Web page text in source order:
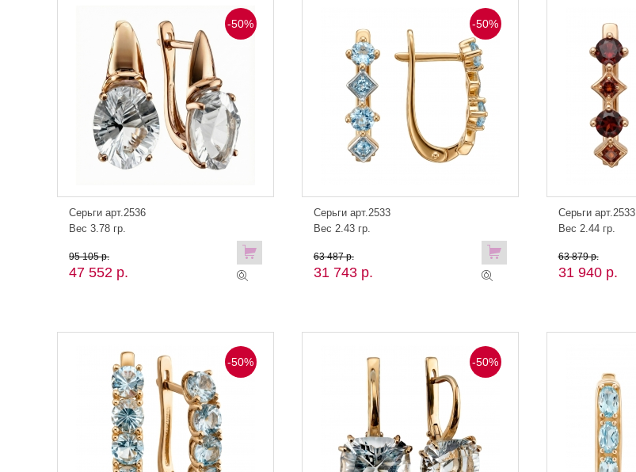
-50%
Серьги арт.2536
Вес 3.78 гр.
47 552 р.
95 105 р.
-50%
Серьги арт.2533
Вес 2.43 гр.
31 743 р.
63 487 р.
Серьги арт.2533
Вес 2.44 гр.
31 940 р.
63 879 р.
-50% -50%